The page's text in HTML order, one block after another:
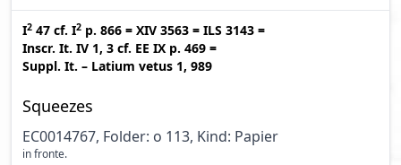
I2 47 cf. I2 p. 866 = XIV 3563 = ILS 3143 =
Inscr. It. IV 1, 3 cf. EE IX p. 469 =
Suppl. It. – Latium vetus 1, 989
Squeezes
EC0014767, Folder: o 113, Kind: Papier
in fronte.